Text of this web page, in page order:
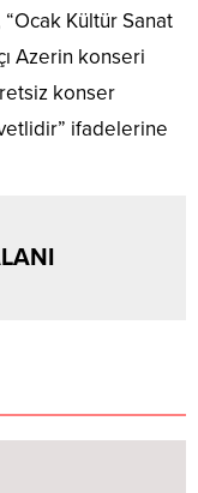
Kültür Sanat
Azerin konseri
konser
ifadelerine